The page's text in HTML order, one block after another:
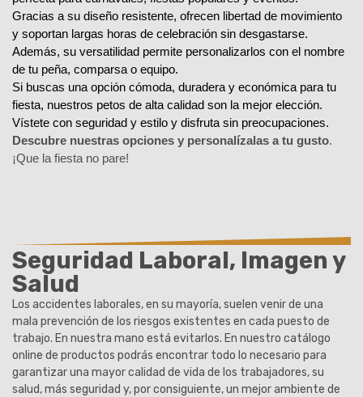
Gracias a su diseño resistente, ofrecen libertad de movimiento
y soportan largas horas de celebración sin desgastarse.
Además, su versatilidad permite personalizarlos con el nombre
de tu peña, comparsa o equipo.
Si buscas una opción cómoda, duradera y económica para tu
fiesta, nuestros petos de alta calidad son la mejor elección.
Vístete con seguridad y estilo y disfruta sin preocupaciones.
Descubre nuestras opciones y personalízalas a tu gusto.
¡Que la fiesta no pare!
Seguridad Laboral, Imagen y
Salud
Los accidentes laborales, en su mayoría, suelen venir de una
mala prevención de los riesgos existentes en cada puesto de
trabajo. En nuestra mano está evitarlos. En nuestro catálogo
online de productos podrás encontrar todo lo necesario para
garantizar una mayor calidad de vida de los trabajadores, su
salud, más seguridad y, por consiguiente, un mejor ambiente de